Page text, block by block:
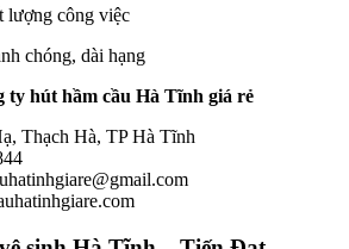
lượng công việc
chóng, dài hạng
ty hút hầm cầu Hà Tĩnh giá rẻ
Thạch Hà, TP Hà Tĩnh